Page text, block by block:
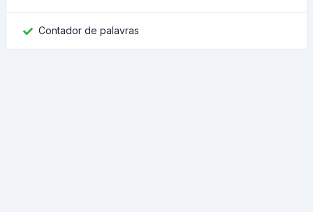
Contador de palavras